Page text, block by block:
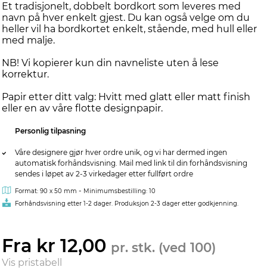
Et tradisjonelt, dobbelt bordkort som leveres med
navn på hver enkelt gjest. Du kan også velge om du
heller vil ha bordkortet enkelt, stående, med hull eller
med malje.
NB! Vi kopierer kun din navneliste uten å lese
korrektur.
Papir etter ditt valg: Hvitt med glatt eller matt finish
eller en av våre flotte designpapir.
Personlig tilpasning
Våre designere gjør hver ordre unik, og vi har dermed ingen
automatisk forhåndsvisning. Mail med link til din forhåndsvisning
sendes i løpet av 2-3 virkedager etter fullført ordre
Format: 90 x 50 mm - Minimumsbestilling: 10
Forhåndsvisning etter 1-2 dager. Produksjon 2-3 dager etter godkjenning.
Fra kr 12,00 pr. stk. (ved 100)
Vis pristabell